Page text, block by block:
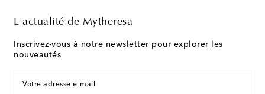
L'actualité de Mytheresa
Inscrivez-vous à notre newsletter pour explorer les
nouveautés
Votre adresse e-mail